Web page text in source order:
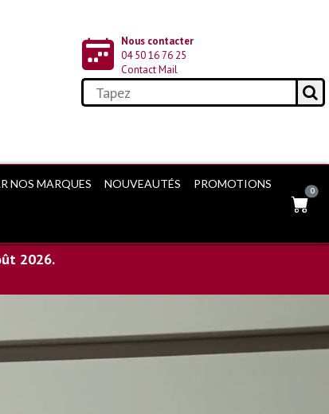
Nous contacter
04 50 16 76 25
Contact Mail
NOS MARQUES NOUVEAUTÉS PROMOTIONS
0
2026.